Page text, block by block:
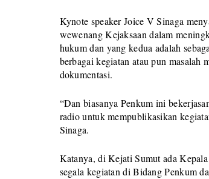
Kynote speaker Joice V Sinaga
wewenang Kejaksaan dalam
hukum dan yang kedua adalah
berbagai kegiatan atau pun masalah
dokumentasi.
“Dan biasanya Penkum ini
radio untuk mempublikasikan
Sinaga.
Katanya, di Kejati Sumut ada
segala kegiatan di Bidang Penkum